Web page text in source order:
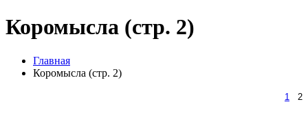
Коромысла (стр. 2)
Главная
Коромысла (стр. 2)
1 2